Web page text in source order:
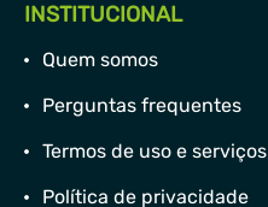
INSTITUCIONAL
Quem somos
Perguntas frequentes
Termos de uso e serviços
Política de privacidade